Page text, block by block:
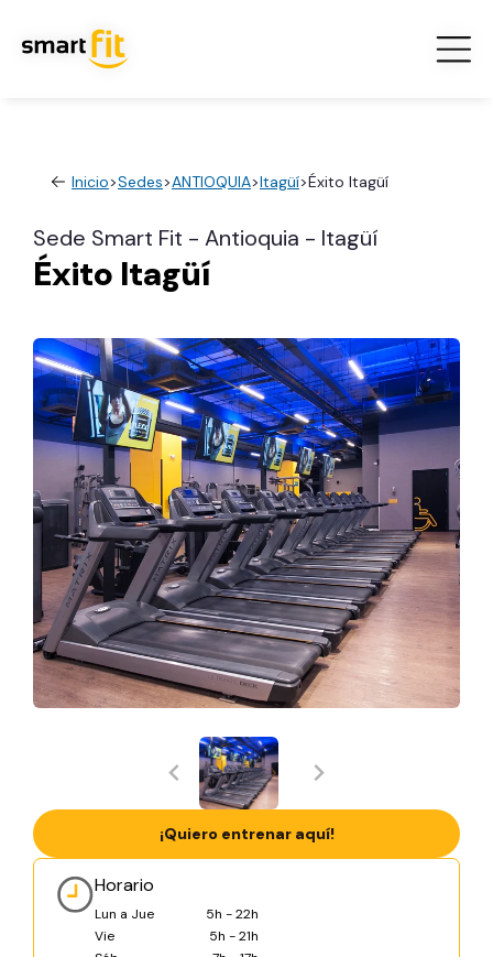
Inicio>Sedes>ANTIOQUIA>Itagüí>Éxito Itagüí
Sede Smart Fit - Antioquia - Itagüí
Éxito Itagüí
Horario
Lun a Jue
5h - 22h
Vie
5h - 21h
¡Quiero entrenar aquí!